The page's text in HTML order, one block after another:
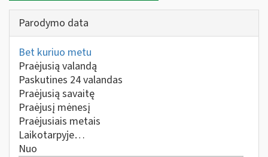
Parodymo data
Bet kuriuo metu
Praėjusią valandą
Paskutines 24 valandas
Praėjusią savaitę
Praėjusį mėnesį
Praėjusiais metais
Laikotarpyje…
Nuo